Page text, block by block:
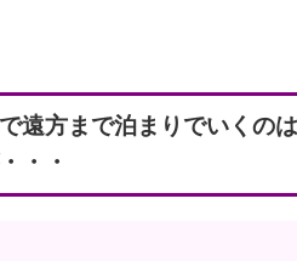
遠方まで泊まりでいくの
・・